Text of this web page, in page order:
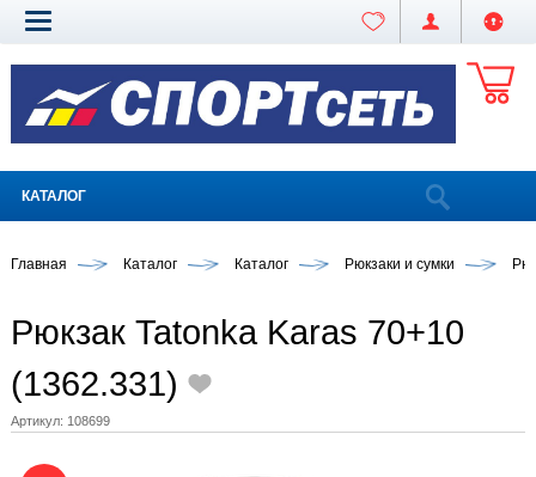
КАТАЛОГ
Главная Каталог Каталог Рюкзаки и сумки
Рюкзак Tatonka Karas 70+10
(1362.331)
Артикул: 108699